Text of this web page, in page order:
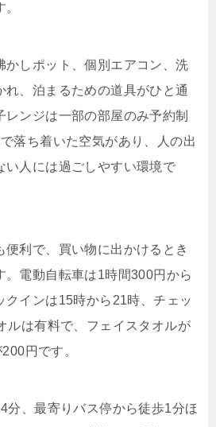
かしポット、個別エアコン、洗
れ、泊まるための道具がひと通
レンジは一部の部屋のみ予約制
落ち着いた空気があり、人の出
い人には過ごしやすい環境で
便利で、買い物に出かけるとき
。電動自転車は1時間300円から
クインは15時から21時、チェッ
ルは有料で、フェイスタオルが
円です。
分、最寄りバス停から徒歩1分ほ